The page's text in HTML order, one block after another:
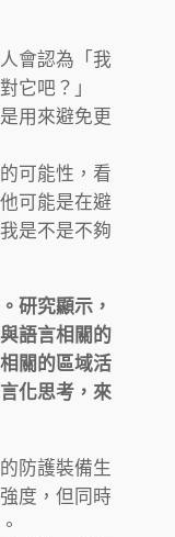
會認為「我
它吧？」
用來避免更
可能性，看
可能是在避
是不是不夠
研究顯示，
語言相關的
關的區域活
化思考，來
防護裝備生
度，但同時